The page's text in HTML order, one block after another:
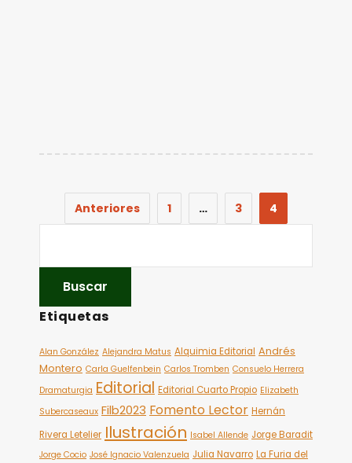
Anteriores 1 … 3 4
Etiquetas
Alan González Alejandra Matus Alquimia Editorial Andrés
Montero Carla Guelfenbein Carlos Tromben Consuelo Herrera
Dramaturgia Editorial Editorial Cuarto Propio Elizabeth
Subercaseaux Filb2023 Fomento Lector Hernán
Rivera Letelier Ilustración Isabel Allende Jorge Baradit
Jorge Cocio José Ignacio Valenzuela Julia Navarro La Furia del